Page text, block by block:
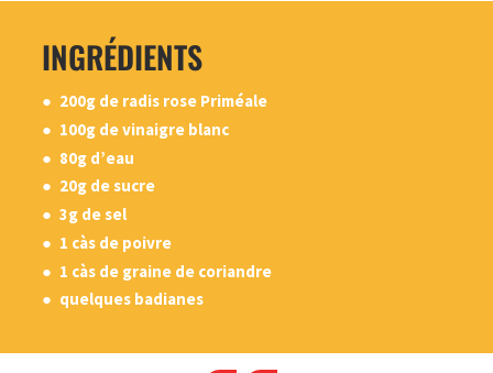
INGRÉDIENTS
200g de radis rose Priméale
100g de vinaigre blanc
80g d’eau
20g de sucre
3g de sel
1 càs de poivre
1 càs de graine de coriandre
quelques badianes